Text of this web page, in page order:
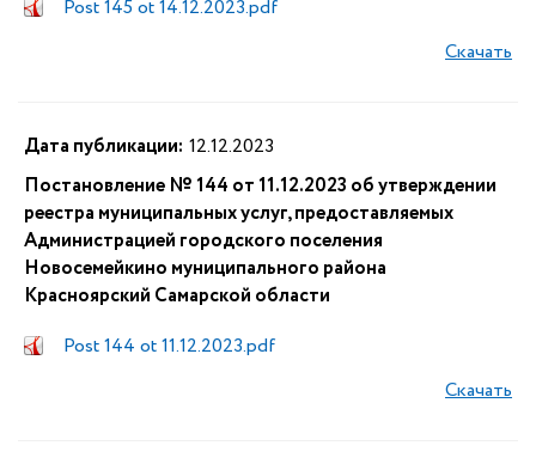
Post 145 ot 14.12.2023.pdf
Скачать
Дата публикации: 12.12.2023
Постановление № 144 от 11.12.2023 об утверждении
реестра муниципальных услуг, предоставляемых
Администрацией городского поселения
Новосемейкино муниципального района
Красноярский Самарской области
Post 144 ot 11.12.2023.pdf
Скачать